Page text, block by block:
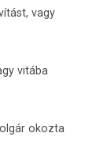
vagy
vitába
okozta